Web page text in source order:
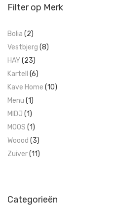
Filter op Merk
Bolia (2)
Vestbjerg (8)
HAY(23)
Kartell (6)
Kave Home (10)
Menu (1)
MIDJ (1)
MOOS (1)
Woood (3)
Zuiver(11)
Categorieën